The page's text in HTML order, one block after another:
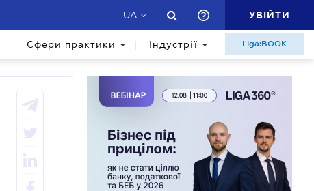
UA УВІЙТИ
Сфери практики Індустрії Liga:BOOK